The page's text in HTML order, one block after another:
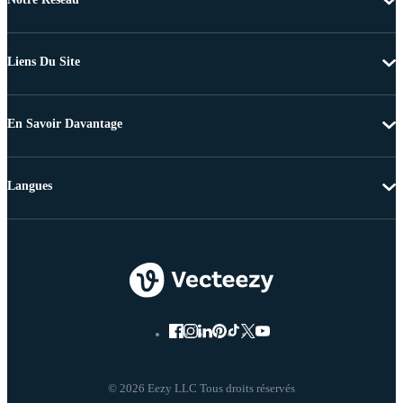
Liens Du Site
En Savoir Davantage
© 2026 Eezy LLC Tous droits réservés
Langues